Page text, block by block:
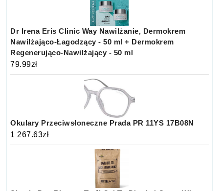
Dr Irena Eris Clinic Way Nawilżanie, Dermokrem
Nawilżająco-Łagodzący - 50 ml + Dermokrem
Regenerująco-Nawilżający - 50 ml
79.99zł
Okulary Przeciwsłoneczne Prada PR 11YS 17B08N
1 267.63zł